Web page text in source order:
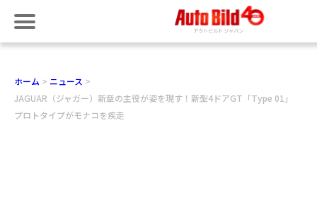
ホーム
ニュース
JAGUAR（ジャガー）新章の主役が姿を現す！新型4ドアGT「Type 01」
プロトタイプがモナコを疾走